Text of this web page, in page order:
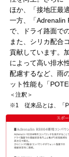
ほか、「接地圧最
一方、「Adrenalin
で、ドライ路面で
また、シリカ配合
貢献しています。
によって高い排水
配慮するなど、雨
ット性能も「
＜注釈＞
※1 従来品とは、「